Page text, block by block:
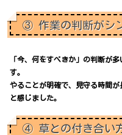
③ 作業の判断がシ
「今、何をすべきか」の判断が
す。
やることが明確で、見守る時間
と感じました。
④ 草との付き合い